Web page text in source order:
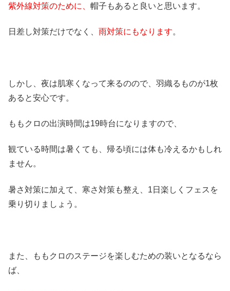
紫外線対策のために、 帽子もあると良いと思います。
日差し対策だけでなく、 雨対策にもなります。
しかし、夜は肌寒くなって来るのので、羽織るものが1枚
あると安心です。
ももクロの出演時間は19時台になりますので、
観ている時間は暑くても、帰る頃には体も冷えるかもしれ
ません。
暑さ対策に加えて、寒さ対策も整え、1日楽しくフェスを
乗り切りましょう。
また、ももクロのステージを楽しむための装いとなるなら
ば、